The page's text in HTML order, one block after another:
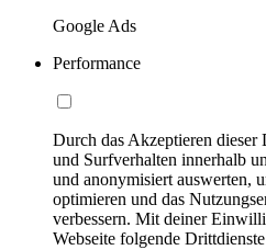
Google Ads
Performance
Durch das Akzeptieren
und Surfverhalten innerhalb
und anonymisiert auswerten,
optimieren und das
verbessern. Mit deiner
Webseite folgende